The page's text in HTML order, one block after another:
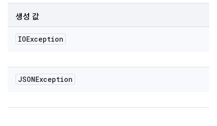
생성 값
IOException
JSONException